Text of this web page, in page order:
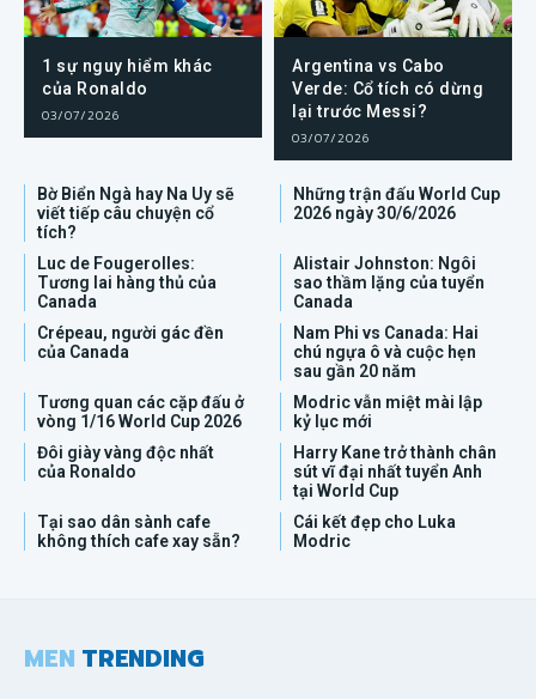
1 sự nguy hiểm khác
của Ronaldo
03/07/2026
Argentina vs Cabo
Verde: Cổ tích có dừng
lại trước Messi?
03/07/2026
Bờ Biển Ngà hay Na Uy sẽ
viết tiếp câu chuyện cổ
tích?
Những trận đấu World Cup
2026 ngày 30/6/2026
Luc de Fougerolles:
Tương lai hàng thủ của
Canada
Alistair Johnston: Ngôi
sao thầm lặng của tuyển
Canada
Crépeau, người gác đền
của Canada
Nam Phi vs Canada: Hai
chú ngựa ô và cuộc hẹn
sau gần 20 năm
Tương quan các cặp đấu ở
vòng 1/16 World Cup 2026
Modric vẫn miệt mài lập
kỷ lục mới
Đôi giày vàng độc nhất
của Ronaldo
Harry Kane trở thành chân
sút vĩ đại nhất tuyển Anh
tại World Cup
Tại sao dân sành cafe
không thích cafe xay sẵn?
Cái kết đẹp cho Luka
Modric
MEN TRENDING